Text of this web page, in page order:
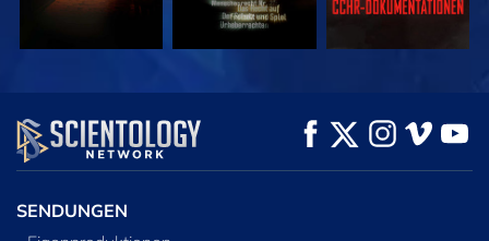
ANSEHEN
SERIE
ENTDECKEN
SENDUNGEN